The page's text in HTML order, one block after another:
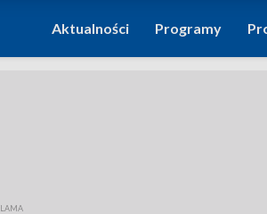
DO
Aktualności Programy